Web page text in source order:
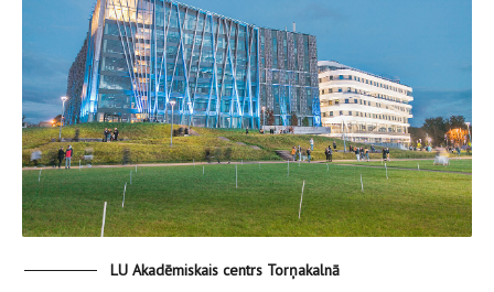
LU Akadēmiskais centrs Torņakalnā